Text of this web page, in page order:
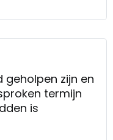
geholpen zijn en
termijn
is